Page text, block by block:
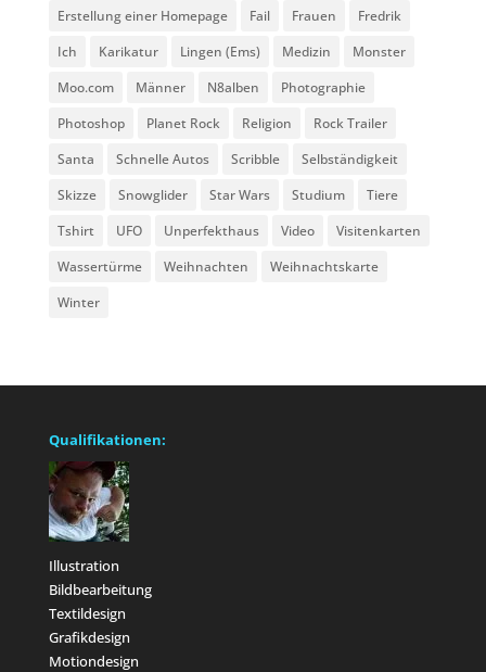
Erstellung einer Homepage
Fail Frauen
Fredrik
Ich
Karikatur Lingen (Ems) Medizin
Monster
Moo.com
Männer N8alben
Photographie
Photoshop
Planet Rock Religion
Rock Trailer
Santa
Schnelle Autos Scribble
Selbständigkeit
Skizze
Snowglider Star Wars Studium
Tiere
Tshirt
UFO Unperfekthaus Video
Visitenkarten
Wassertürme
Weihnachten
Weihnachtskarte
Winter
Qualifikationen:
Illustration
Bildbearbeitung
Textildesign
Grafikdesign
Motiondesign